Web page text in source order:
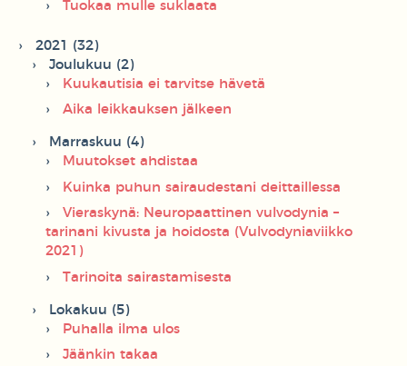
Tuokaa mulle suklaata
2021 (32)
Joulukuu (2)
Kuukautisia ei tarvitse hävetä
Aika leikkauksen jälkeen
Marraskuu (4)
Muutokset ahdistaa
Kuinka puhun sairaudestani deittaillessa
Vieraskynä: Neuropaattinen vulvodynia –
tarinani kivusta ja hoidosta (Vulvodyniaviikko
2021)
Tarinoita sairastamisesta
Lokakuu (5)
Puhalla ilma ulos
Jäänkin takaa